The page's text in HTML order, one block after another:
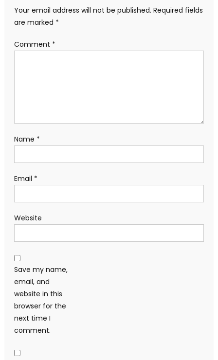
Your email address will not be published. Required fields
are marked *
Comment *
Name *
Email *
Website
Save my name,
email, and
website in this
browser for the
next time I
comment.